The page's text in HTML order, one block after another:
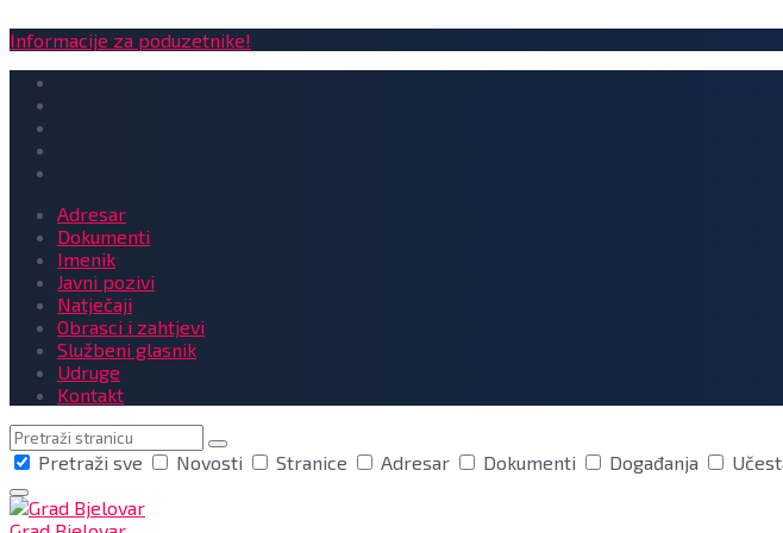
Informacije za poduzetnike!
Adresar
Dokumenti
Imenik
Javni pozivi
Natječaji
Obrasci i zahtjevi
Službeni glasnik
Udruge
Kontakt
Pretraga
Pretraži sve
Novosti Stranice Adresar Dokumenti Događanja